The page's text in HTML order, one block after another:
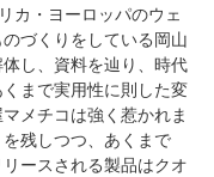
カ・ヨーロッパのウェ
づくりをしている岡山
し、資料を辿り、時代
まで実用性に則した変
メチコは強く惹かれま
残しつつ、あくまで
ースされる製品はクオ